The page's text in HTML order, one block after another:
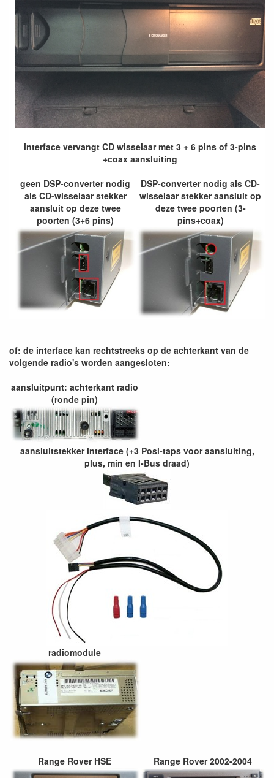
interface vervangt CD wisselaar met 3 + 6 pins of 3-pins
+coax aansluiting
geen DSP-converter nodig
als CD-wisselaar stekker
aansluit op deze twee
poorten (3+6 pins)
DSP-converter nodig als CD-
wisselaar stekker aansluit op
deze twee poorten (3-
pins+coax)
of: de interface kan rechtstreeks op de achterkant van de
volgende radio's worden aangesloten:
aansluitpunt: achterkant radio
(ronde pin)
aansluitstekker interface (+3 Posi-taps voor aansluiting,
plus, min en I-Bus draad)
radiomodule
Range Rover HSE Range Rover 2002-2004